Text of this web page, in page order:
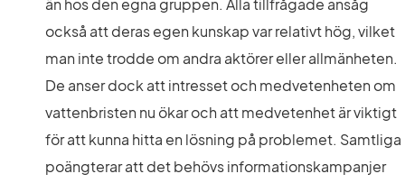
än hos den egna gruppen. Alla tillfrågade ansåg
också att deras egen kunskap var relativt hög, vilket
man inte trodde om andra aktörer eller allmänheten.
De anser dock att intresset och medvetenheten om
vattenbristen nu ökar och att medvetenhet är viktigt
för att kunna hitta en lösning på problemet. Samtliga
poängterar att det behövs informationskampanjer